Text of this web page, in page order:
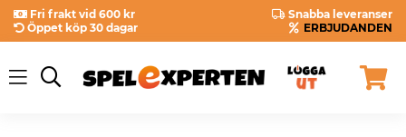
Fri frakt vid 600 kr
Snabba leveranser
Öppet köp 30 dagar
ERBJUDANDEN